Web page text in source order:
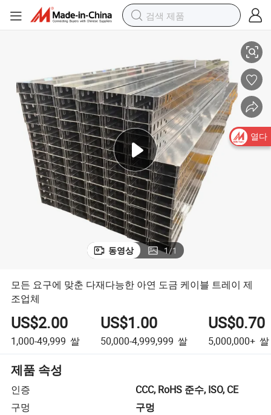
동영상 1/1
모든 요구에 맞춘 다재다능한 아연 도금 케이블 트레이 제
조업체
US$2.00
1,000-49,999 쌀
US$1.00
50,000-4,999,999 쌀
US$0.70
5,000,000+ 쌀
제품 속성
인증
CCC, RoHS 준수, ISO, CE
구멍
구멍
열다